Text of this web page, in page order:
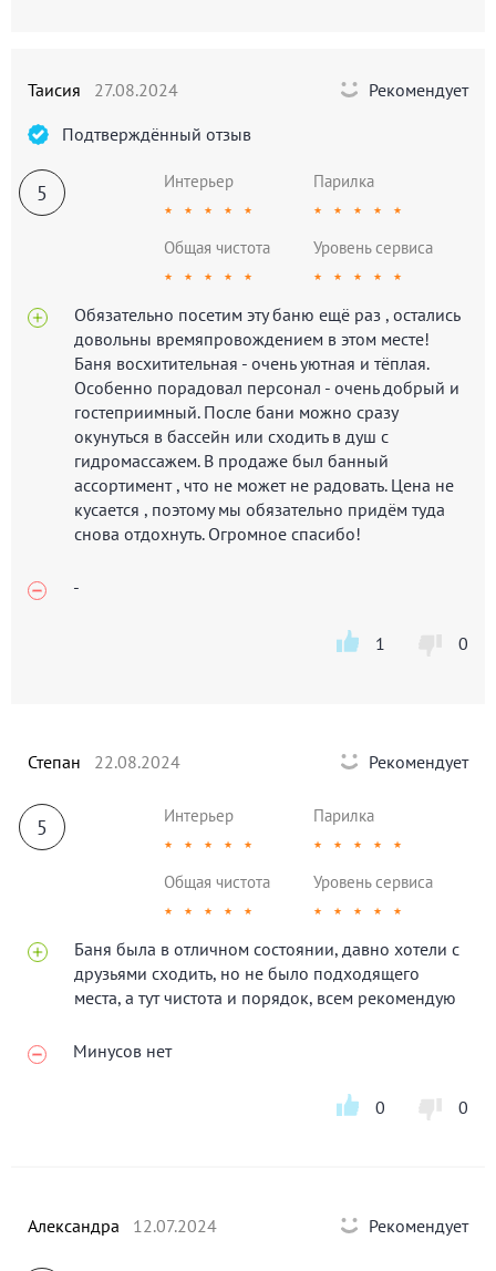
Таисия 27.08.2024
Рекомендует
Подтверждённый отзыв
5 Интерьер
★ ★ ★ ★ ★
Парилка
★ ★ ★ ★ ★
Общая чистота
★ ★ ★ ★ ★
Уровень сервиса
★ ★ ★ ★ ★
Обязательно посетим эту баню ещё раз , остались
довольны времяпровождением в этом месте!
Баня восхитительная - очень уютная и тёплая.
Особенно порадовал персонал - очень добрый и
гостеприимный. После бани можно сразу
окунуться в бассейн или сходить в душ с
гидромассажем. В продаже был банный
ассортимент , что не может не радовать. Цена не
кусается , поэтому мы обязательно придём туда
снова отдохнуть. Огромное спасибо!
-
1 0
Степан 22.08.2024 Рекомендует
5 Интерьер
★ ★ ★ ★ ★
Парилка
★ ★ ★ ★ ★
Общая чистота
★ ★ ★ ★ ★
Уровень сервиса
★ ★ ★ ★ ★
Баня была в отличном состоянии, давно хотели с
друзьями сходить, но не было подходящего
места, а тут чистота и порядок, всем рекомендую
Минусов нет
0 0
Александра 12.07.2024 Рекомендует